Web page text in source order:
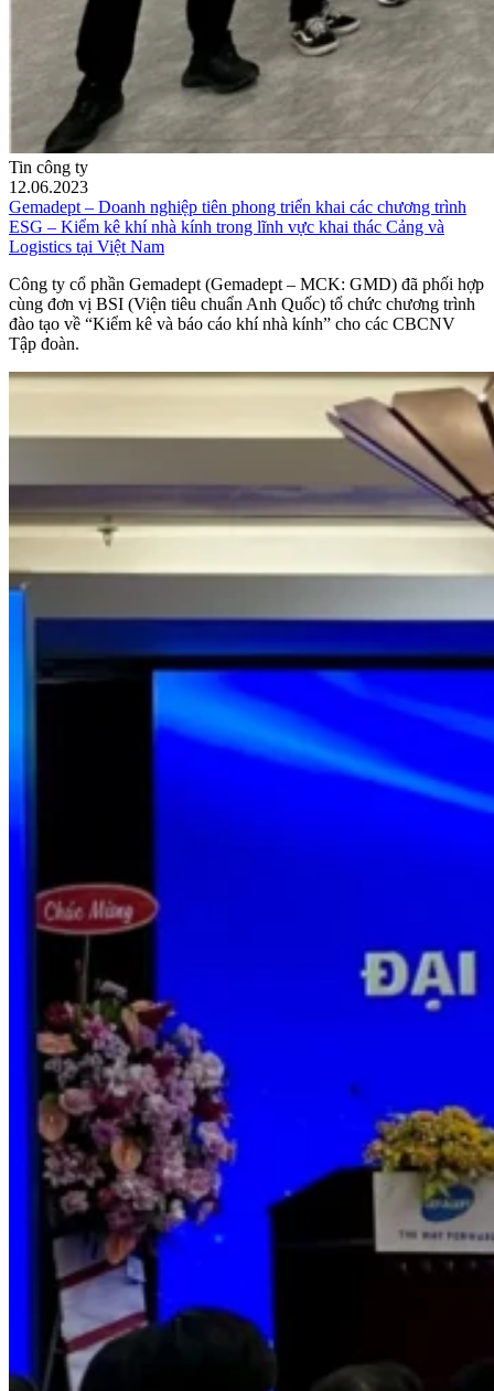
Tin công ty
12.06.2023
Gemadept – Doanh nghiệp tiên phong triển khai các chương trình
ESG – Kiểm kê khí nhà kính trong lĩnh vực khai thác Cảng và
Logistics tại Việt Nam
Công ty cổ phần Gemadept (Gemadept – MCK: GMD) đã phối hợp
cùng đơn vị BSI (Viện tiêu chuẩn Anh Quốc) tổ chức chương trình
đào tạo về “Kiểm kê và báo cáo khí nhà kính” cho các CBCNV
Tập đoàn.